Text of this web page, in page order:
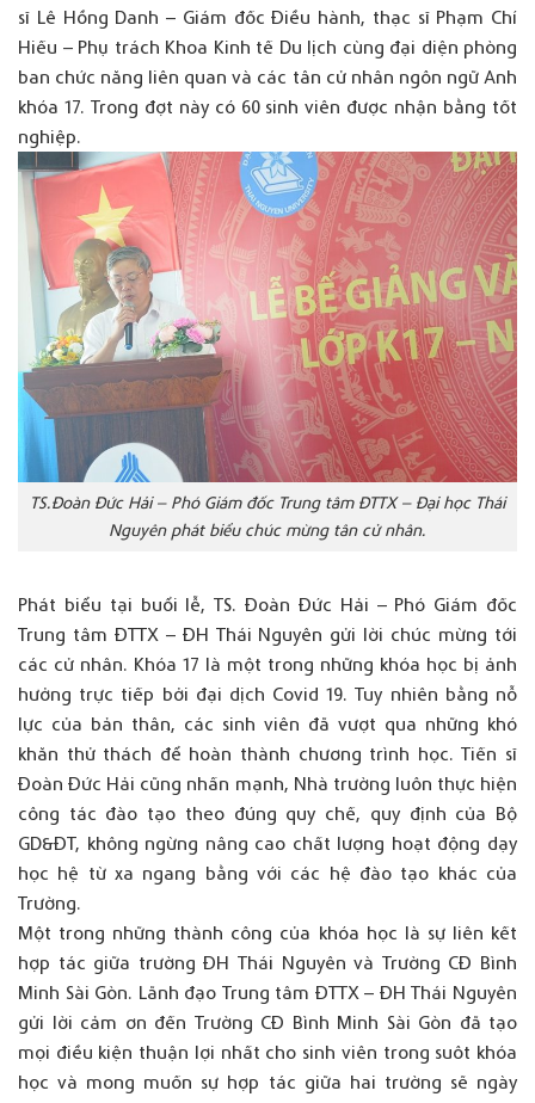
sĩ Lê Hồng Danh – Giám đốc Điều hành, thạc sĩ Phạm Chí
Hiếu – Phụ trách Khoa Kinh tế Du lịch cùng đại diện phòng
ban chức năng liên quan và các tân cử nhân ngôn ngữ Anh
khóa 17. Trong đợt này có 60 sinh viên được nhận bằng tốt
nghiệp.
TS.Đoàn Đức Hải – Phó Giám đốc Trung tâm ĐTTX – Đại học Thái
Nguyên phát biểu chúc mừng tân cử nhân.
Phát biểu tại buổi lễ, TS. Đoàn Đức Hải – Phó Giám đốc
Trung tâm ĐTTX – ĐH Thái Nguyên gửi lời chúc mừng tới
các cử nhân. Khóa 17 là một trong những khóa học bị ảnh
hưởng trực tiếp bởi đại dịch Covid 19. Tuy nhiên bằng nỗ
lực của bản thân, các sinh viên đã vượt qua những khó
khăn thử thách để hoàn thành chương trình học. Tiến sĩ
Đoàn Đức Hải cũng nhấn mạnh, Nhà trường luôn thực hiện
công tác đào tạo theo đúng quy chế, quy định của Bộ
GD&ĐT, không ngừng nâng cao chất lượng hoạt động dạy
học hệ từ xa ngang bằng với các hệ đào tạo khác của
Trường.
Một trong những thành công của khóa học là sự liên kết
hợp tác giữa trường ĐH Thái Nguyên và Trường CĐ Bình
Minh Sài Gòn. Lãnh đạo Trung tâm ĐTTX – ĐH Thái Nguyên
gửi lời cảm ơn đến Trường CĐ Bình Minh Sài Gòn đã tạo
mọi điều kiện thuận lợi nhất cho sinh viên trong suôt khóa
học và mong muốn sự hợp tác giữa hai trường sẽ ngày